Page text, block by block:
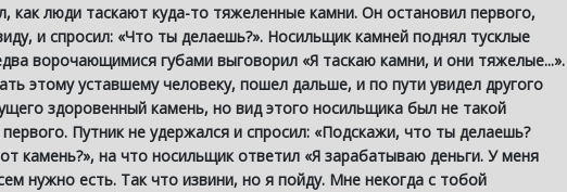
как люди таскают куда-то тяжеленные камни. Он остановил первого,
и спросил: «Что ты делаешь?». Носильщик камней поднял тусклые
ворочающимися губами выговорил «Я таскаю камни, и они тяжелые...».
этому уставшему человеку, пошел дальше, и по пути увидел другого
здоровенный камень, но вид этого носильщика был не такой
Путник не удержался и спросил: «Подскажи, что ты делаешь?
камень?», на что носильщик ответил «Я зарабатываю деньги. У меня
нужно есть. Так что извини, но я пойду. Мне некогда с тобой